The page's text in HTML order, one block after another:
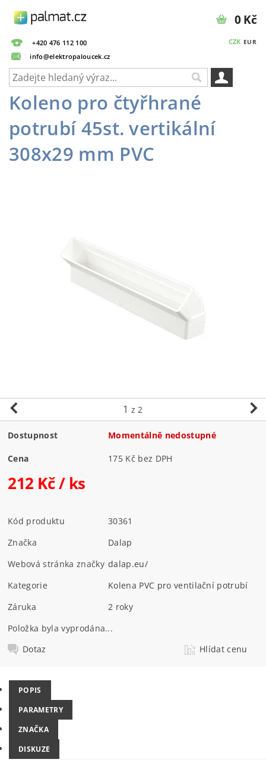
+420 476 112 100
info@elektropaloucek.cz
CZK EUR
0 Kč
Koleno pro čtyřhrané
potrubí 45st. vertikální
308x29 mm PVC
1 z 2
Dostupnost Momentálně nedostupné
Cena 175 Kč bez DPH
212 Kč/ ks
Kód produktu
30361
Značka
Dalap
Webová stránka značky dalap.eu/
Kategorie
Kolena PVC pro ventilační potrubí
Záruka
2 roky
Položka byla vyprodána...
Dotaz
Hlídat cenu
POPIS
PARAMETRY
ZNAČKA
DISKUZE